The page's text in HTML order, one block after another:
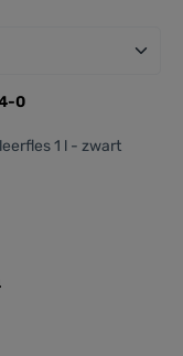
0
1 l - zwart